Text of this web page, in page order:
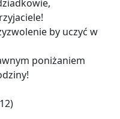
by uczyć w
poniżaniem